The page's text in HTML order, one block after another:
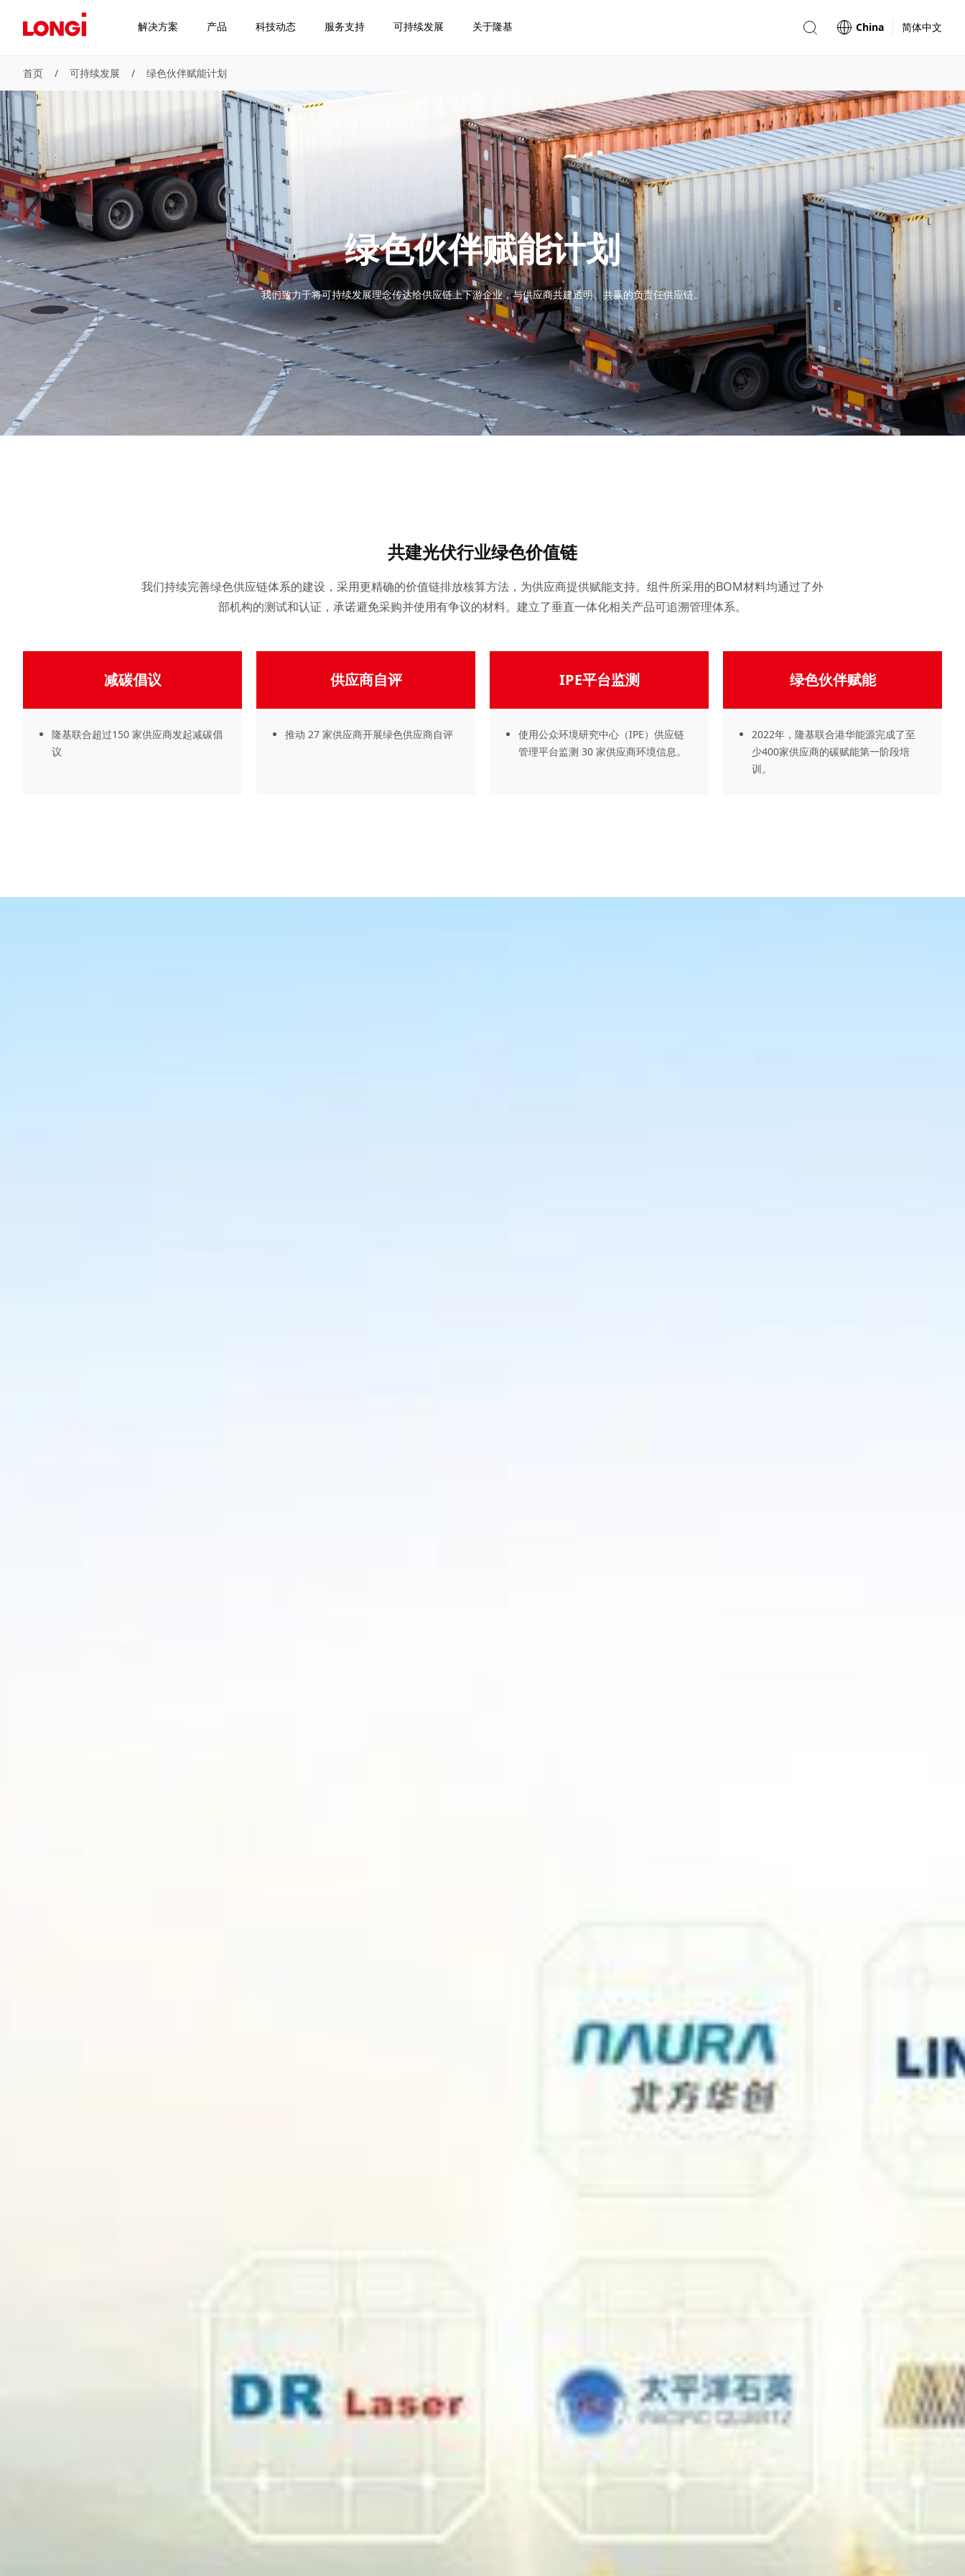
解决方案 产品 科技动态 服务支持 可持续发展 关于隆基 China 简体中文
首页 / 可持续发展 / 绿色伙伴赋能计划
绿色伙伴赋能计划
我们致力于将可持续发展理念传达给供应链上下游企业，与供应商共建透明、共赢的负责任供应链。
共建光伏行业绿色价值链
我们持续完善绿色供应链体系的建设，采用更精确的价值链排放核算方法，为供应商提供赋能支持。组件所采用的BOM材料均通过了外
部机构的测试和认证，承诺避免采购并使用有争议的材料。建立了垂直一体化相关产品可追溯管理体系。
减碳倡议
隆基联合超过150 家供应商发起减碳倡
议
供应商自评
推动 27 家供应商开展绿色供应商自评
IPE平台监测
使用公众环境研究中心（IPE）供应链
管理平台监测 30 家供应商环境信息。
绿色伙伴赋能
2022年，隆基联合港华能源完成了至
少400家供应商的碳赋能第一阶段培
训。